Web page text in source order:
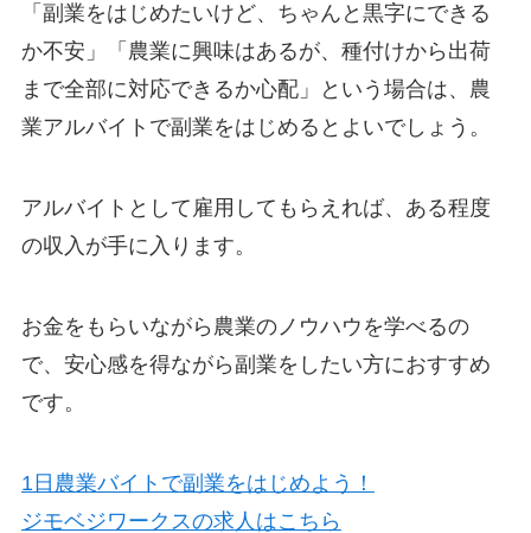
「副業をはじめたいけど、ちゃんと黒字にできる
か不安」「農業に興味はあるが、種付けから出荷
まで全部に対応できるか心配」という場合は、農
業アルバイトで副業をはじめるとよいでしょう。
アルバイトとして雇用してもらえれば、ある程度
の収入が手に入ります。
お金をもらいながら農業のノウハウを学べるの
で、安心感を得ながら副業をしたい方におすすめ
です。
1日農業バイトで副業をはじめよう！
ジモベジワークスの求人はこちら